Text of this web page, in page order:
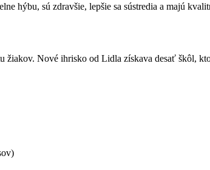
hýbu, sú zdravšie, lepšie sa sústredia a majú
Nové ihrisko od Lidla získava desať škôl,